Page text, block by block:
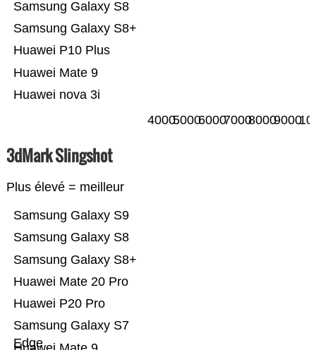
Huawei nova 3i
Huawei Mate 9
Huawei P10 Plus
Samsung Galaxy S8+
Samsung Galaxy S8
400050006000700080009000
3dMark Slingshot
Plus élevé = meilleur
Samsung Galaxy S7
Edge
Huawei P20 Pro
Huawei Mate 20 Pro
Samsung Galaxy S8+
Samsung Galaxy S8
Samsung Galaxy S9